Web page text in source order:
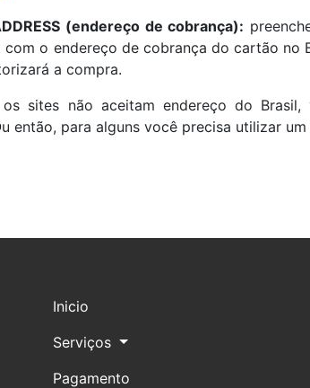
(endereço de cobrança):
o endereço de cobrança do cartão no
a compra.
sites não aceitam endereço do
então, para alguns você precisa utilizar um
Inicio
Serviços
Pagamento